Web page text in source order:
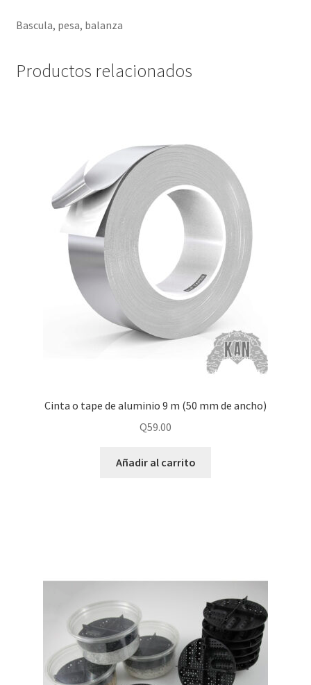
Bascula, pesa, balanza
Productos relacionados
Cinta o tape de aluminio 9 m (50 mm de ancho)
Q59.00
Añadir al carrito